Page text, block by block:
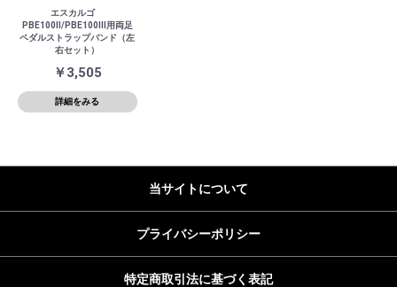
エスカルゴ
PBE100Ⅱ/PBE100Ⅲ用両足
ペダルストラップバンド（左
右セット）
￥3,505
詳細をみる
当サイトについて
プライバシーポリシー
特定商取引法に基づく表記